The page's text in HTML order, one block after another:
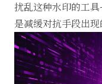
扰乱这种水印的工
是减缓对抗手段出现